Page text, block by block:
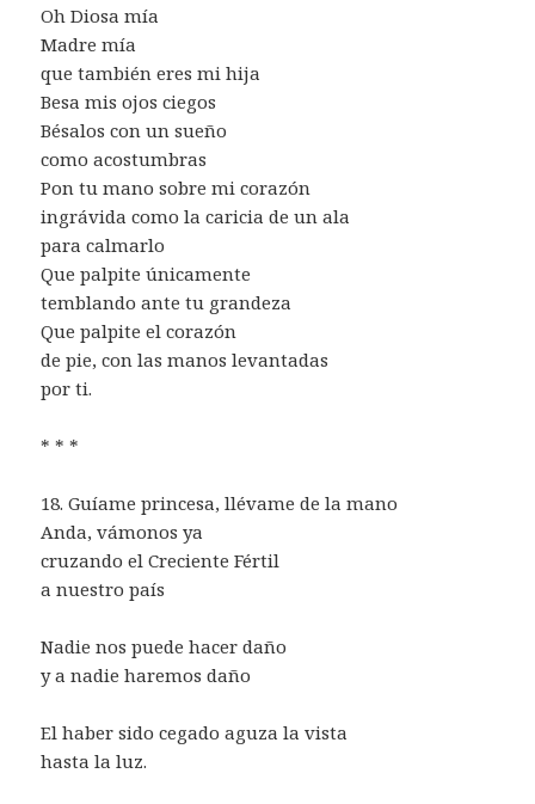
Oh Diosa mía
Madre mía
que también eres mi hija
Besa mis ojos ciegos
Bésalos con un sueño
como acostumbras
Pon tu mano sobre mi corazón
ingrávida como la caricia de un ala
para calmarlo
Que palpite únicamente
temblando ante tu grandeza
Que palpite el corazón
de pie, con las manos levantadas
por ti.
* * *
18. Guíame princesa, llévame de la mano
Anda, vámonos ya
cruzando el Creciente Fértil
a nuestro país
Nadie nos puede hacer daño
y a nadie haremos daño
El haber sido cegado aguza la vista
hasta la luz.